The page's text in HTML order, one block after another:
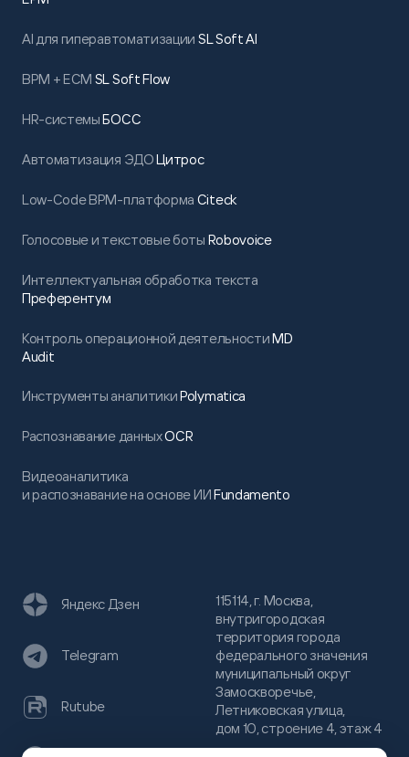
AI для гиперавтоматизации SL Soft AI
BPM + ECM SL Soft Flow
HR-системыБОСС
Автоматизация ЭДОЦитрос
Low-Code BPM-платформа Citeck
Голосовые и текстовые боты Robovoice
Интеллектуальная обработка текста
Преферентум
Контроль операционной деятельностиMD
Audit
Инструменты аналитикиPolymatica
Распознавание данныхOCR
Видеоаналитика
и распознавание на основе ИИFundamento
115114, г. Москва,
внутригородская
территория города
федерального значения
муниципальный округ
Замоскворечье,
Летниковская улица,
дом 10, строение 4, этаж 4
Яндекс Дзен
Telegram
Rutube